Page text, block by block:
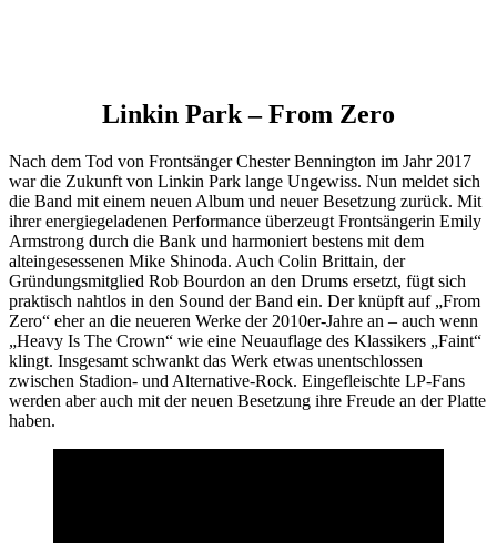
Linkin Park – From Zero
Nach dem Tod von Frontsänger Chester Bennington im Jahr 2017
war die Zukunft von Linkin Park lange Ungewiss. Nun meldet sich
die Band mit einem neuen Album und neuer Besetzung zurück. Mit
ihrer energiegeladenen Performance überzeugt Frontsängerin Emily
Armstrong durch die Bank und harmoniert bestens mit dem
alteingesessenen Mike Shinoda. Auch Colin Brittain, der
Gründungsmitglied Rob Bourdon an den Drums ersetzt, fügt sich
praktisch nahtlos in den Sound der Band ein. Der knüpft auf „From
Zero“ eher an die neueren Werke der 2010er-Jahre an – auch wenn
„Heavy Is The Crown“ wie eine Neuauflage des Klassikers „Faint“
klingt. Insgesamt schwankt das Werk etwas unentschlossen
zwischen Stadion- und Alternative-Rock. Eingefleischte LP-Fans
werden aber auch mit der neuen Besetzung ihre Freude an der Platte
haben.